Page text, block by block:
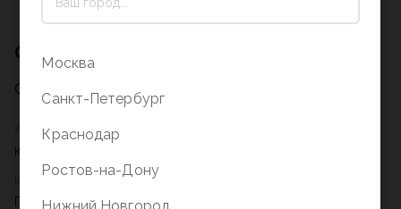
Артикул
Ке012100208
Глобен
Описание
Описание на стадии заполнения
Москва
Санкт-Петербург
Краснодар
Ростов-на-Дону